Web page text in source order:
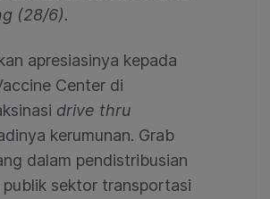
(28/6).
apresiasinya kepada
Center di
drive thru
kerumunan. Grab
dalam pendistribusian
sektor transportasi